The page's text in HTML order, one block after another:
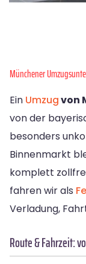
Münchener
Ein Umzugvon
von der
besonders
Binnenmarkt
komplett
fahren wir als
Verladung,
Route & Fahrzeit: